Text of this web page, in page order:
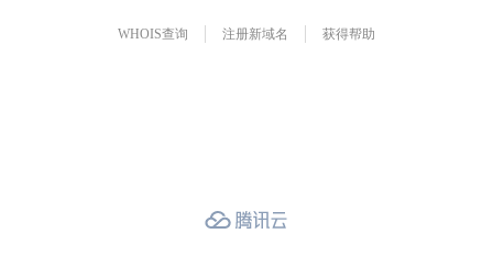
WHOIS查询 注册新域名 获得帮助